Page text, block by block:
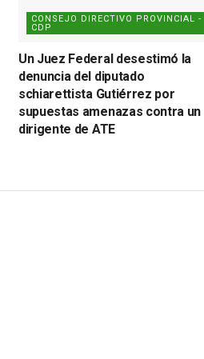
CONSEJO DIRECTIVO PROVINCIAL -
CDP
Un Juez Federal desestimó la
denuncia del diputado
schiarettista Gutiérrez por
supuestas amenazas contra un
dirigente de ATE